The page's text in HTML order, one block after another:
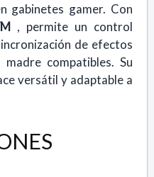
gabinetes gamer. Con
, permite un control
de efectos
compatibles. Su
versátil y adaptable a